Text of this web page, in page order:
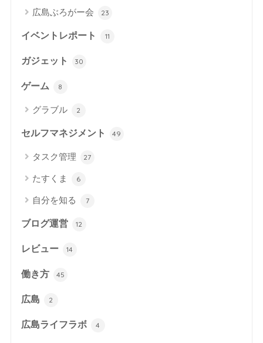
広島ぶろがー会 23
イベントレポート 11
ガジェット 30
ゲーム 8
グラブル 2
セルフマネジメント 49
タスク管理 27
たすくま 6
自分を知る 7
ブログ運営 12
レビュー 14
働き方 45
広島 2
広島ライフラボ 4